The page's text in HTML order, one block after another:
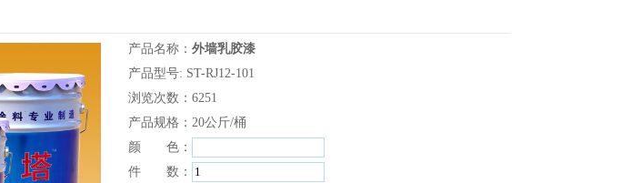
产品名称： 外墙乳胶漆
产品型号: ST-RJ12-101
浏览次数：6251
产品规格：20公斤/桶
颜 色：
件 数：